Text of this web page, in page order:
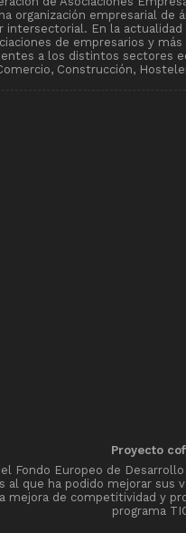
organización empresarial de
intersectorial. En la
de empresarios y
a los distintos sectores
Construcción,
Proyecto
Fondo Europeo de
al que ha podido mejorar
mejora de competitividad y
programa